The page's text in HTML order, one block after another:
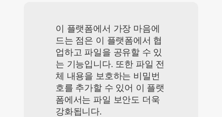
이 플랫폼에서 가장 마음에
드는 점은 이 플랫폼에서 협
업하고 파일을 공유할 수 있
는 기능입니다. 또한 파일 전
체 내용을 보호하는 비밀번
호를 추가할 수 있어 이 플랫
폼에서는 파일 보안도 더욱
강화됩니다.